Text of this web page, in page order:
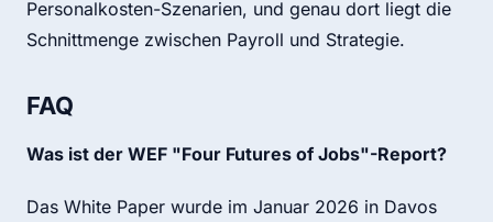
Personalkosten-Szenarien, und genau dort liegt die
Schnittmenge zwischen Payroll und Strategie.
FAQ
Was ist der WEF "Four Futures of Jobs"-Report?
Das White Paper wurde im Januar 2026 in Davos